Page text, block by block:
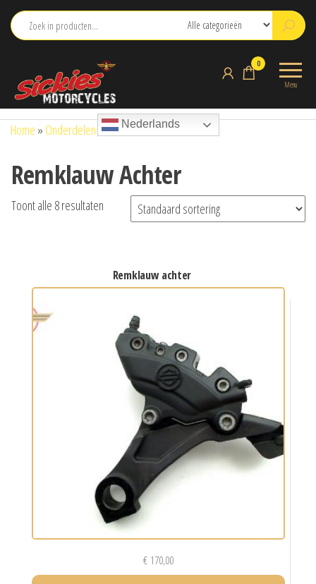
naar
Menu
0
Nederlands
Home » Onderdelen »Remklauw Achter
Remklauw Achter
Toont alle 8 resultaten
remklauw achter
€170,00